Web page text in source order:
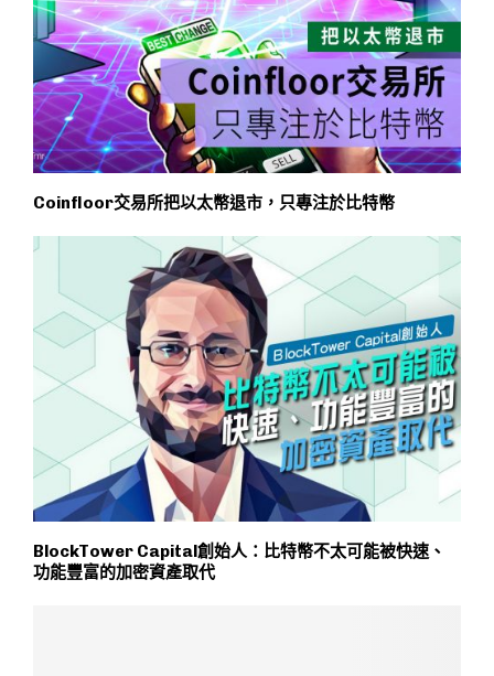
Coinfloor交易所把以太幣退市，只專注於比特幣
BlockTower Capital創始人：比特幣不太可能被快速、
功能豐富的加密資產取代